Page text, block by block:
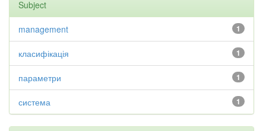
Subject
1
management
1
класифікація
1
параметри
1
система